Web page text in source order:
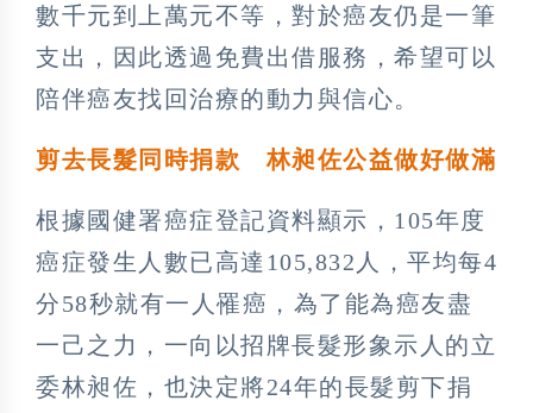
數千元到上萬元不等，對於癌友仍是一筆
支出，因此透過免費出借服務，希望可以
陪伴癌友找回治療的動力與信心。
剪去長髮同時捐款 林昶佐公益做好做滿
根據國健署癌症登記資料顯示，105年度
癌症發生人數已高達105,832人，平均每4
分58秒就有一人罹癌，為了能為癌友盡
一己之力，一向以招牌長髮形象示人的立
委林昶佐，也決定將24年的長髮剪下捐